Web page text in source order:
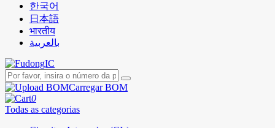
한국어
日本語
भारतीय
بالعربية
Carregar BOM
0
Todas as categorias